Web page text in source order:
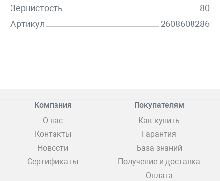
Зернистость
80
Артикул
2608608286
Компания
О нас
Контакты
Новости
Сертификаты
Покупателям
Как купить
Гарантия
База знаний
Получение и доставка
Оплата